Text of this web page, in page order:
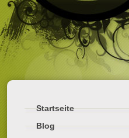
Startseite
Blog